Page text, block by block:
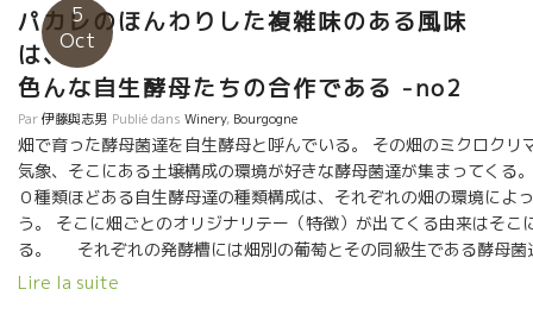
5
Oct
パカレのほんわりした複雑味のある風味
は
色んな自生酵母たちの合作である -no2
Par伊藤與志男 Publié dans Winery, Bourgogne
畑で育った酵母菌達を自生酵母と呼んでいる。 その畑のミクロクリ
気象、そこにある土壌構成の環境が好きな酵母菌達が集まってくる
０種類ほどある自生酵母達の種類構成は、それぞれの畑の環境によ
う。 そこに畑ごとのオリジナリテー（特徴）が出てくる由来はそこ
る。 それぞれの発酵槽には畑別の葡萄とその同級生である酵母菌
はいっている。 物凄いエネルギーで発酵活動が行われている。 自生
Lire la suite